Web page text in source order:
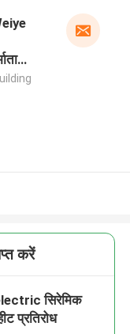
करें
सिरेमिक
प्रतिरोध